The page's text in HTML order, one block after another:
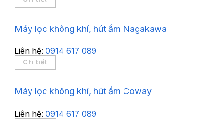
Máy lọc không khí, hút ẩm Nagakawa
Liên hệ: 0914 617 089
Chi tiết
Máy lọc không khí, hút ẩm Coway
Liên hệ: 0914 617 089